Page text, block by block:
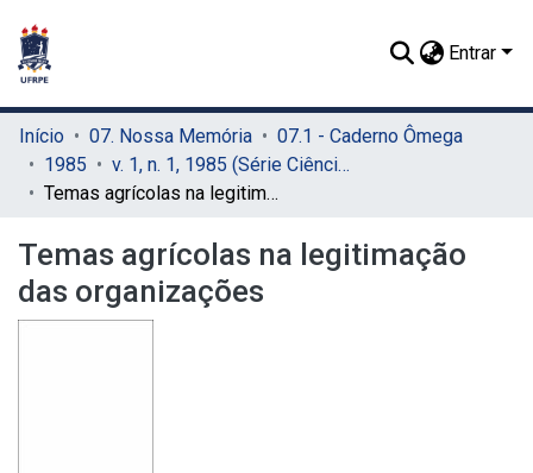
Entrar
Início 07. Nossa Memória
07.1 - Caderno Ômega
1985
v. 1, n. 1, 1985 (Série Ciências Humanas)
Temas agrícolas na legitimação das organizações
Temas agrícolas na legitimação
das organizações